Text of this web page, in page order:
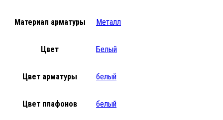
Материал арматуры Металл
Цвет Белый
Цвет арматуры белый
Цвет плафонов белый